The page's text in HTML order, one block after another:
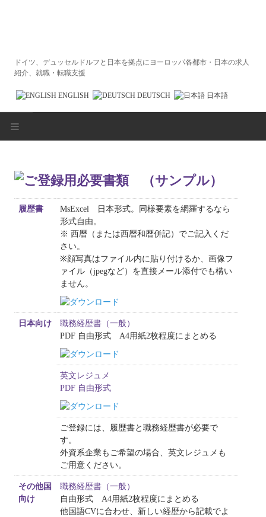
ドイツ、デュッセルドルフと日本を拠点にヨーロッパ各都市・日本の求人
紹介、就職・転職支援
ENGLISH DEUTSCH 日本語
求人企業の皆様へ
求職者の皆様へ
エントリーフォーム
お問い合わせ
履歴書
MsExcel 日本形式。同様要素を網羅するなら
形式自由。
※ 西暦（または西暦和暦併記）でご記入くだ
さい。
※顔写真はファイル内に貼り付けるか、画像フ
ァイル（jpegなど）を直接メール添付でも構い
ません。
日本向け
職務経歴書（一般）
PDF 自由形式 A4用紙2枚程度にまとめる
英文レジュメ
PDF 自由形式
ご登録には、履歴書と職務経歴書が必要で
す。
外資系企業もご希望の場合、英文レジュメも
ご用意ください。
その他国
向け
職務経歴書（一般）
自由形式 A4用紙2枚程度にまとめる
他国語CVに合わせ、新しい経歴から記載でよ